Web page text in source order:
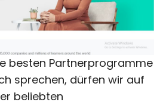
besten Partnerprogramme
sprechen, dürfen wir auf
beliebten